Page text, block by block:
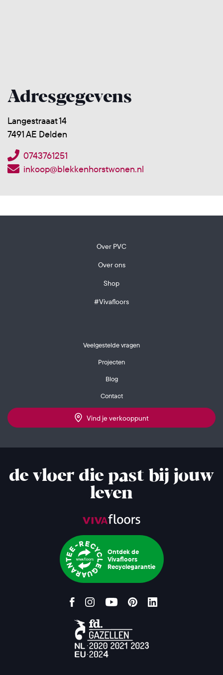
Adresgegevens
Langestraaat 14
7491 AE Delden
0743761251
inkoop@blekkenhorstwonen.nl
Over PVC
Over ons
Shop
#Vivafloors
Veelgestelde vragen
Projecten
Blog
Contact
Vind je verkooppunt
de vloer die past bij jouw
leven
Ontdek de
Vivafloors
Recyclegarantie